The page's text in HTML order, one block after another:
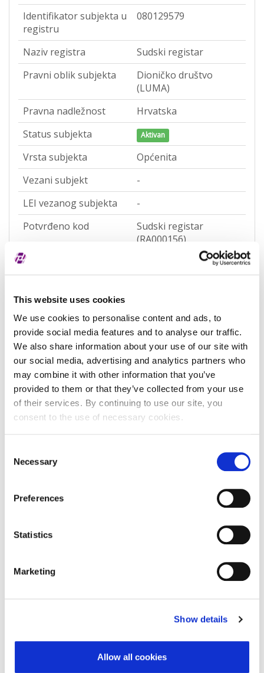
This website uses cookies
We use cookies to personalise content and ads, to
provide social media features and to analyse our traffic.
We also share information about your use of our site with
our social media, advertising and analytics partners who
may combine it with other information that you’ve
provided to them or that they’ve collected from your use
of their services. By continuing to use our site, you
consent to the use of necessary cookies.
Selection
Necessary
Preferences
Statistics
Marketing
Show details
Allow all cookies
Identifikator subjekta u
registru
080129579
Naziv registra
Sudski registar
Pravni oblik subjekta
Dioničko društvo
(LUMA)
Pravna nadležnost
Hrvatska
Status subjekta
Aktivan
Vrsta subjekta
Općenita
Vezani subjekt
-
LEI vezanog subjekta
-
Potvrđeno kod
Sudski registar
(RA000156)
Tip valjanosti
potpuno potvrđeno
kod registra
Datum isteka subjekta
Adresa pravnog oblika
Adresa
Gundulićeva ulica 1
Poštanski broj
10000
Grad
Zagreb
Država
Hrvatska
Poštanski broj
Direktna matica društva